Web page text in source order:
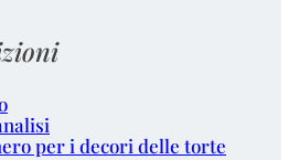
per i decori delle torte